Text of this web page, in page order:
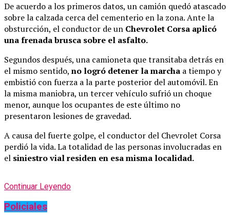
De acuerdo a los primeros datos, un camión quedó atascado
sobre la calzada cerca del cementerio en la zona. Ante la
obsturcción, el conductor de un Chevrolet Corsa aplicó
una frenada brusca sobre el asfalto.
Segundos después, una camioneta que transitaba detrás en
el mismo sentido, no logró detener la marcha a tiempo y
embistió con fuerza a la parte posterior del automóvil. En
la misma maniobra, un tercer vehículo sufrió un choque
menor, aunque los ocupantes de este último no
presentaron lesiones de gravedad.
A causa del fuerte golpe, el conductor del Chevrolet Corsa
perdió la vida. La totalidad de las personas involucradas en
el siniestro vial residen en esa misma localidad.
Continuar Leyendo
Policiales